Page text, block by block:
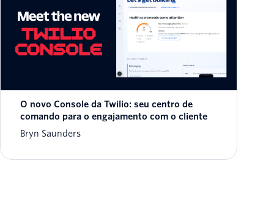
O novo Console da Twilio: seu centro de
comando para o engajamento com o cliente
Bryn Saunders